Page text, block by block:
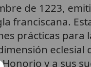
de 1223,
franciscana.
prácticas para
eclesial
Honorio y a sus